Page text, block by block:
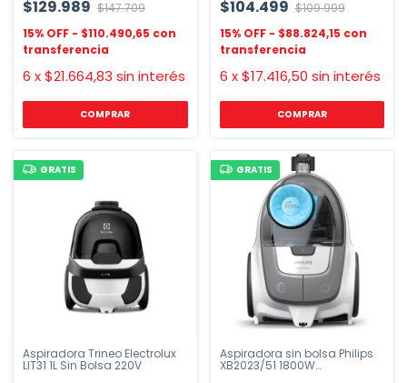
$129.989 $147.709
$110.490,65
6 x$21.664,83 sin interés
COMPRAR
$104.499 $109.999
$88.824,15
6 x$17.416,50 sin interés
GRATIS
Aspiradora Trineo Electrolux
LIT31 1L Sin Bolsa 220V
GRATIS
Aspiradora sin bolsa Philips
XB2023/51 1800W